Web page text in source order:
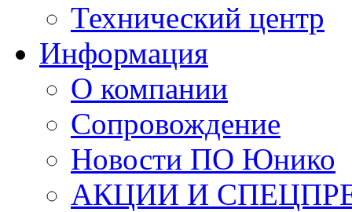
Технический центр
Информация
О компании
Сопровождение
Новости ПО Юнико
АКЦИИ И